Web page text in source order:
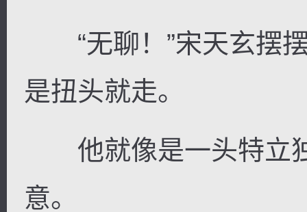
“无聊！”宋天玄摆摆
是扭头就走。
他就像是一头特立
意。